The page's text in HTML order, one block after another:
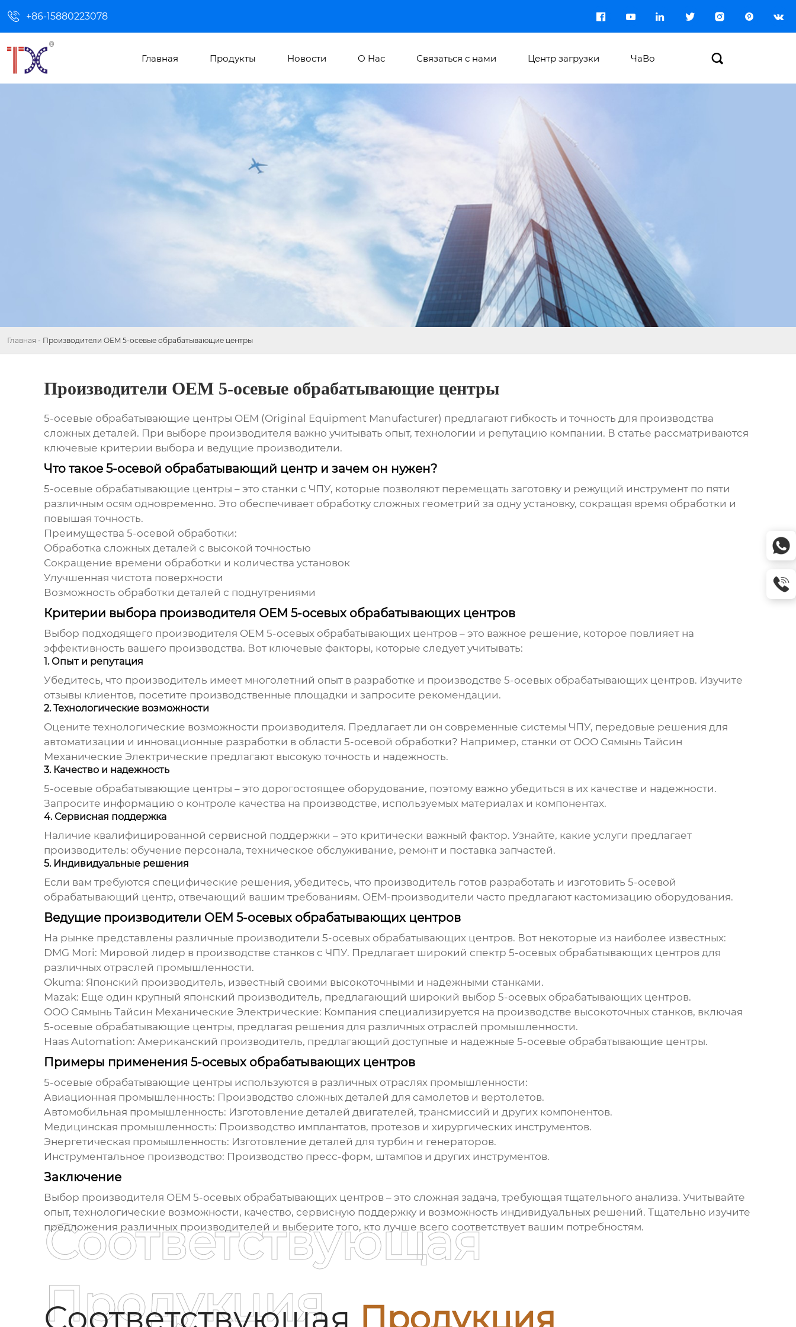
 +86-15880223078       
Главная Продукты Новости О Hас Связаться с нами Центр загрузки ЧаВо 
Главная - Производители OEM 5-осевые обрабатывающие центры
Производители OEM 5-осевые обрабатывающие центры
5-осевые обрабатывающие центры OEM (Original Equipment Manufacturer) предлагают гибкость и точность для производства
сложных деталей. При выборе производителя важно учитывать опыт, технологии и репутацию компании. В статье рассматриваются
ключевые критерии выбора и ведущие производители.
Что такое 5-осевой обрабатывающий центр и зачем он нужен?
5-осевые обрабатывающие центры – это станки с ЧПУ, которые позволяют перемещать заготовку и режущий инструмент по пяти
различным осям одновременно. Это обеспечивает обработку сложных геометрий за одну установку, сокращая время обработки и
повышая точность.
Преимущества 5-осевой обработки:
Обработка сложных деталей с высокой точностью
Сокращение времени обработки и количества установок
Улучшенная чистота поверхности
Возможность обработки деталей с поднутрениями
Критерии выбора производителя OEM 5-осевых обрабатывающих центров
Выбор подходящего производителя OEM 5-осевых обрабатывающих центров– это важное решение, которое повлияет на
эффективность вашего производства. Вот ключевые факторы, которые следует учитывать:
1. Опыт и репутация
Убедитесь, что производитель имеет многолетний опыт в разработке и производстве 5-осевых обрабатывающих центров. Изучите
отзывы клиентов, посетите производственные площадки и запросите рекомендации.
2. Технологические возможности
Оцените технологические возможности производителя. Предлагает ли он современные системы ЧПУ, передовые решения для
автоматизации и инновационные разработки в области 5-осевой обработки? Например, станки от ООО Сямынь Тайсин
Механические Электрические предлагают высокую точность и надежность.
3. Качество и надежность
5-осевые обрабатывающие центры – это дорогостоящее оборудование, поэтому важно убедиться в их качестве и надежности.
Запросите информацию о контроле качества на производстве, используемых материалах и компонентах.
4. Сервисная поддержка
Наличие квалифицированной сервисной поддержки – это критически важный фактор. Узнайте, какие услуги предлагает
производитель: обучение персонала, техническое обслуживание, ремонт и поставка запчастей.
5. Индивидуальные решения
Если вам требуются специфические решения, убедитесь, что производитель готов разработать и изготовить 5-осевой
обрабатывающий центр, отвечающий вашим требованиям. OEM-производители часто предлагают кастомизацию оборудования.
Ведущие производители OEM 5-осевых обрабатывающих центров
На рынке представлены различные производители 5-осевых обрабатывающих центров. Вот некоторые из наиболее известных:
DMG Mori: Мировой лидер в производстве станков с ЧПУ. Предлагает широкий спектр 5-осевых обрабатывающих центровдля
различных отраслей промышленности.
Okuma: Японский производитель, известный своими высокоточными и надежными станками.
Mazak: Еще один крупный японский производитель, предлагающий широкий выбор 5-осевых обрабатывающих центров.
ООО Сямынь Тайсин Механические Электрические: Компания специализируется на производстве высокоточных станков, включая
5-осевые обрабатывающие центры, предлагая решения для различных отраслей промышленности.
Haas Automation: Американский производитель, предлагающий доступные и надежные 5-осевые обрабатывающие центры.
Примеры применения 5-осевых обрабатывающих центров
5-осевые обрабатывающие центры используются в различных отраслях промышленности:
Авиационная промышленность: Производство сложных деталей для самолетов и вертолетов.
Автомобильная промышленность: Изготовление деталей двигателей, трансмиссий и других компонентов.
Медицинская промышленность: Производство имплантатов, протезов и хирургических инструментов.
Энергетическая промышленность: Изготовление деталей для турбин и генераторов.
Инструментальное производство: Производство пресс-форм, штампов и других инструментов.
Заключение
Выбор производителя OEM 5-осевых обрабатывающих центров– это сложная задача, требующая тщательного анализа. Учитывайте
опыт, технологические возможности, качество, сервисную поддержку и возможность индивидуальных решений. Тщательно изучите
предложения различных производителей и выберите того, кто лучше всего соответствует вашим потребностям.
Соответствующая Продукция
Соответствующая
Продукция